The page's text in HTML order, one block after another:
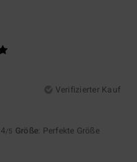
Verifizierter Kauf
/5 Größe: Perfekte Größe